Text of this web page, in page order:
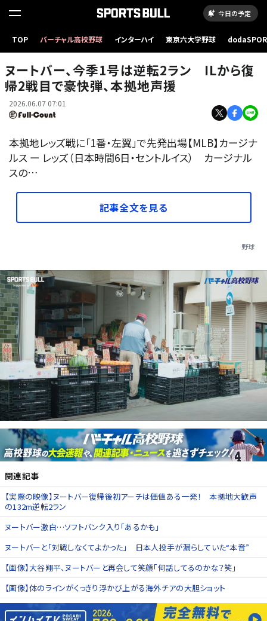
今日の予定
TOP バーチャル高校野球 インターハイ 東京六大学野球
カージナルスのラーズ・ヌートバー【写真：ロイター】
ヌートバー、今季1号は逆転2ラン ILから復
帰2戦目で豪快弾、本拠地声援
2026.06.07 07:01
本拠地レッズ戦に「1番・左翼」で先発出場【MLB】カージナ
ルス ー レッズ（日本時間6日・セントルイス） カージナル
スの…
記事全文を見る
野球
関連記事
【実際の映像】ヌートバー復帰後初アーチは価値ある一発！ 本拠地大歓声
の132m逆転2ラン
ヌートバー激白…ソフトバンク入り「あるかも」
ヌートバーと「対戦しなくてよかった」 日本人投手が漏らしていた“本音”
【画像】大谷翔平、ヌートバーと再会して笑顔「何話してるのかな？笑」
【画像】体のラインがくっきり浮かび上がる海外チアの大胆ショット